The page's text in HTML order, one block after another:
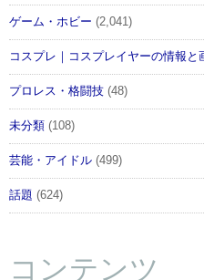
ゲーム・ホビー (2,041)
コスプレ｜コスプレイヤーの情報と
プロレス・格闘技 (48)
未分類 (108)
芸能・アイドル (499)
話題 (624)
コンテンツ